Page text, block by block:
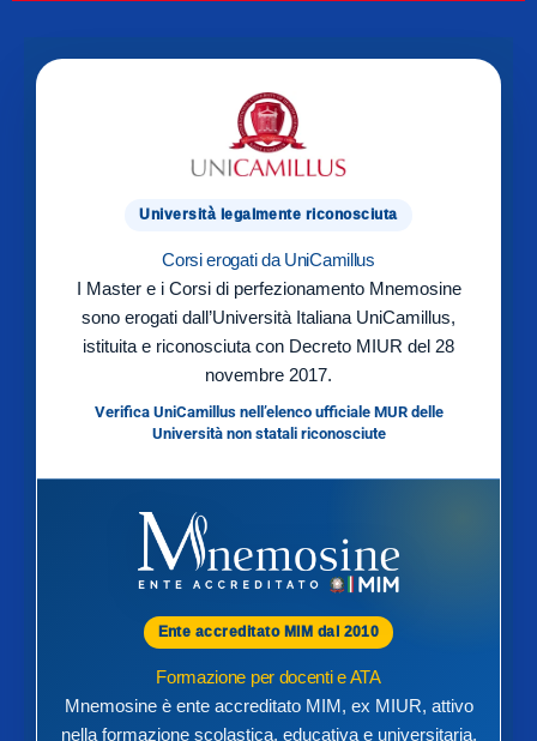
Università legalmente riconosciuta
Corsi erogati da UniCamillus
I Master e i Corsi di perfezionamento Mnemosine
sono erogati dall’Università Italiana UniCamillus,
istituita e riconosciuta con Decreto MIUR del 28
novembre 2017.
Verifica UniCamillus nell’elenco ufficiale MUR delle
Università non statali riconosciute
Ente accreditato MIM dal 2010
Formazione per docenti e ATA
Mnemosine è ente accreditato MIM, ex MIUR, attivo
nella formazione scolastica, educativa e universitaria,